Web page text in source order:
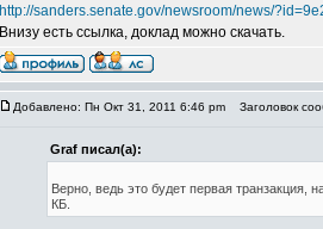
http://sanders.senate.gov/newsroom/news/
Внизу есть ссылка, доклад можно скачать.
Добавлено: Пн Окт 31, 2011 6:46 pm Заголовок
Graf писал(а):
Верно, ведь это будет первая транзакция,
КБ.